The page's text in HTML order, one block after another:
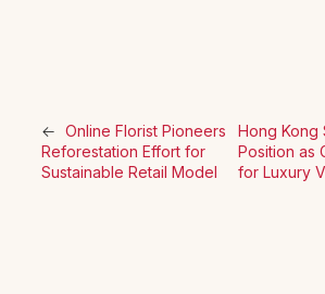
← Online Florist Pioneers
Reforestation Effort for
Sustainable Retail Model
Hong Kong
Position as
for Luxury